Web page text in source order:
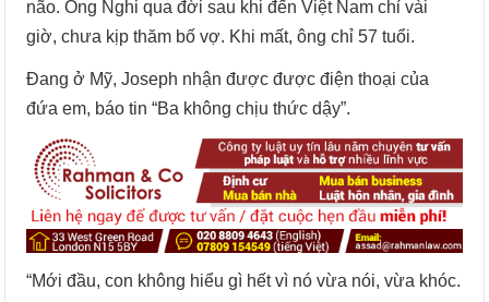
não. Ông Nghi qua đời sau khi đến Việt Nam chỉ vài
giờ, chưa kịp thăm bố vợ. Khi mất, ông chỉ 57 tuổi.
Đang ở Mỹ, Joseph nhận được được điện thoại của
đứa em, báo tin “Ba không chịu thức dậy”.
“Mới đầu, con không hiểu gì hết vì nó vừa nói, vừa khóc.